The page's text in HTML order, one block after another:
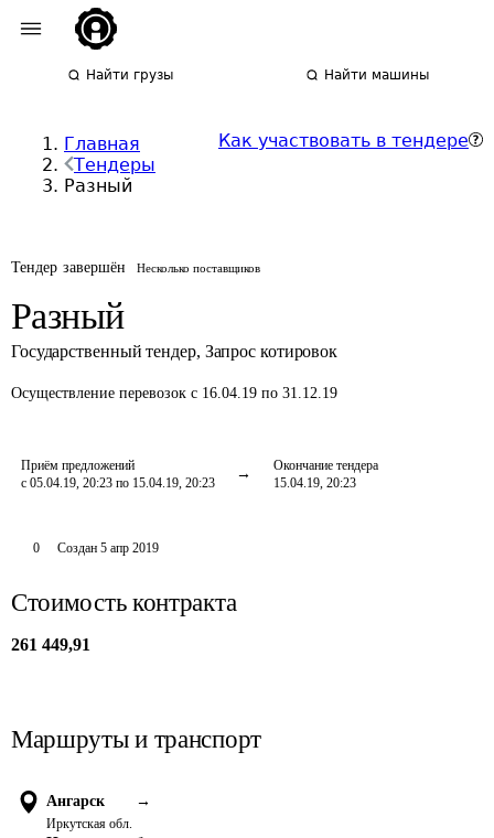
Найти грузы Найти машины
Главная
Тендеры
Разный
Как участвовать в тендере
Тендер завершён Несколько поставщиков
Разный
Государственный тендер, Запрос котировок
Осуществление перевозок с 16.04.19 по 31.12.19
Приём предложений
с 05.04.19, 20:23 по 15.04.19, 20:23
Окончание тендера
15.04.19, 20:23
0 Создан 5 апр 2019
Стоимость контракта
261 449,91
Маршруты и транспорт
Ангарск →
Иркутская обл.